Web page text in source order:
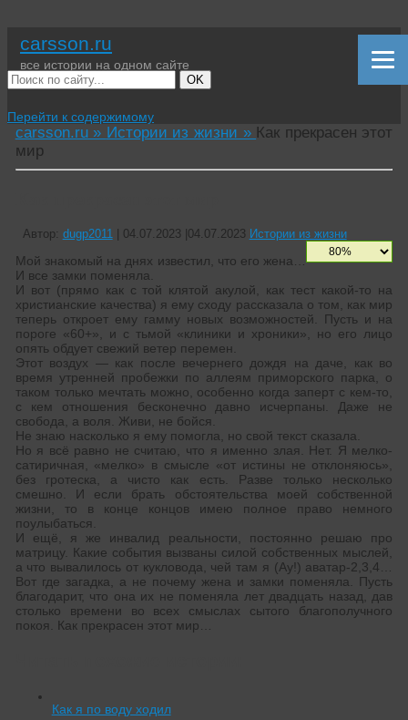
carsson.ru
все истории на одном сайте
OK
Перейти к содержимому
carsson.ru » Истории из жизни » Как прекрасен этот
мир
Автор: dugp2011 | 04.07.2023 |04.07.2023 Истории из жизни
Мой знакомый на днях известил, что его жена…
И все замки поменяла.
И вот (прямо как с той клятой акулой, как тест какой-то на
христианские качества) я ему сходу рассказала о том, как мир
теперь откроет ему гамму новых возможностей. Пусть и на
пороге «60+», и с тьмой «клиники и хроники», но его лицо
опять обдует свежий ветер перемен.
Этот воздух — как после вечернего дождя на даче, как во
время утренней пробежки по аллеям приморского парка, о
таком только мечтать можно, особенно когда заперт с кем-то,
с кем отношения бесконечно давно исчерпаны. Даже не
свобода, а воля. Живи, не бойся.
Не знаю насколько я ему помогла, но свой текст сказала.
Но я всё равно не считаю, что я именно злая. Нет. Я мелко-
сатиричная, «мелко» в смысле «от истины не отклоняюсь»,
без гротеска, а чисто как есть. Разве только несколько
смешно. И если брать обстоятельства моей собственной
жизни, то в конце концов имею полное право немного
поулыбаться.
И ещё, я же инвалид реальности, постоянно решаю про
матрицу. Какие события вызваны силой собственных мыслей,
а что вывалилось от кукловода, чей там я (Ау!) аватар-2,3,4…
Вот где загадка, а не почему жена и замки поменяла. Пусть
благодарит, что она их не поменяла лет двадцать назад, дав
столько времени во всех смыслах сытого благополучного
покоя. Как прекрасен этот мир…
Как я по воду ходил